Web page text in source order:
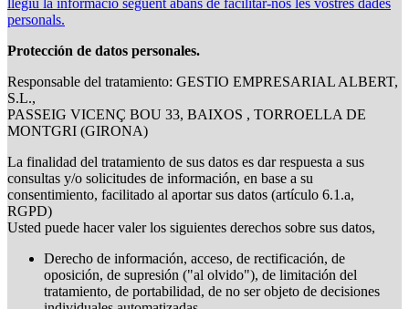
personals.
Protección de datos personales.
Responsable del tratamiento: GESTIO EMPRESARIAL ALBERT,
S.L.,
PASSEIG VICENÇ BOU 33, BAIXOS , TORROELLA DE
MONTGRI (GIRONA)
La finalidad del tratamiento de sus datos es dar respuesta a sus
consultas y/o solicitudes de información, en base a su
consentimiento, facilitado al aportar sus datos (artículo 6.1.a,
RGPD)
Usted puede hacer valer los siguientes derechos sobre sus datos,
Derecho de información, acceso, de rectificación, de
oposición, de supresión ("al olvido"), de limitación del
tratamiento, de portabilidad, de no ser objeto de decisiones